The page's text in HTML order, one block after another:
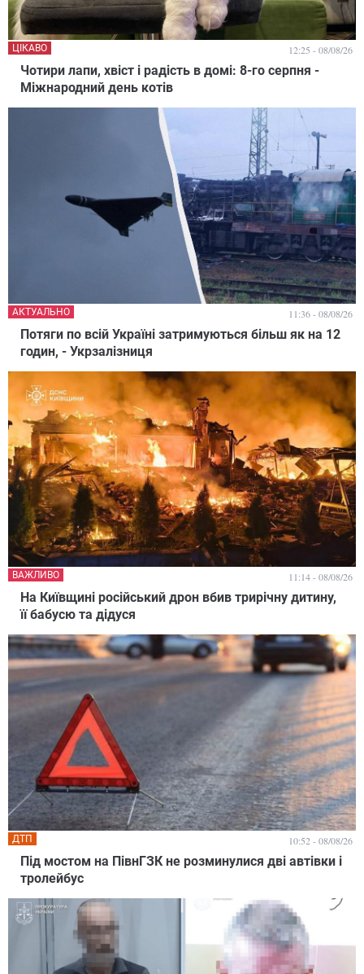
Чотири лапи, хвіст і радість в домі: 8-го серпня -
Міжнародний день котів
ЦІКАВО 12:25 - 08/08/26
Потяги по всій Україні затримуються більш як на 12
годин, - Укрзалізниця
АКТУАЛЬНО 11:36 - 08/08/26
На Київщині російський дрон вбив трирічну дитину,
її бабусю та дідуся
ВАЖЛИВО 11:14 - 08/08/26
Під мостом на ПівнГЗК не розминулися дві автівки і
тролейбус
ДТП 10:52 - 08/08/26